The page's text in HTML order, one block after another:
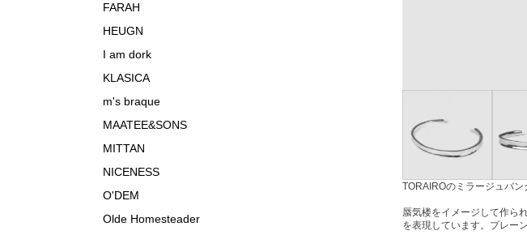
FARAH
HEUGN
I am dork
KLASICA
m's braque
MAATEE&SONS
MITTAN
NICENESS
O'DEM
Olde Homesteader
TORAIROのミラージュバン
蜃気楼をイメージして作ら
を表現しています。プレー